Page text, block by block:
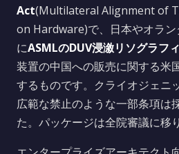
Act(Multilateral Alignment of
on Hardware)で、日本やオラ
にASMLのDUV浸漵リソグラフィ
装置の中国への販売に関する米
するものです。クライオジェニ
広範な禁止のような一部条項は
た。パッケージは全院審議に移